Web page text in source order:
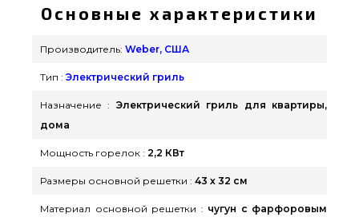
Основные характеристики
Производитель: Weber, США
Тип : Электрический гриль
Назначение : Электрический гриль для квартиры,
дома
Мощность горелок : 2,2 КВт
Размеры основной решетки : 43 x 32 см
Материал основной решетки : чугун с фарфоровым